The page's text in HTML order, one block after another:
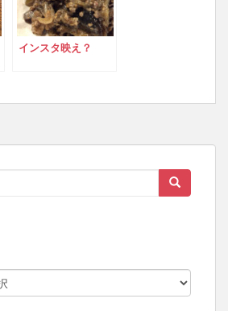
インスタ映え？